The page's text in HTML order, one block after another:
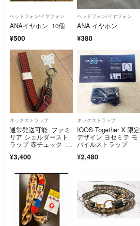
ヘッドフォン/イヤフォン
ANAイヤホン 10個
¥500
ヘッドフォン/イヤフォン
ANA イヤホン
¥380
ネックストラップ
通常発送可能 ファミ
リア ショルダースト
ラップ 赤チェック ス
¥3,400
ネックストラップ
IQOS Together X 限定
デザイン ヨセミテ モ
バイルストラップ
¥2,480